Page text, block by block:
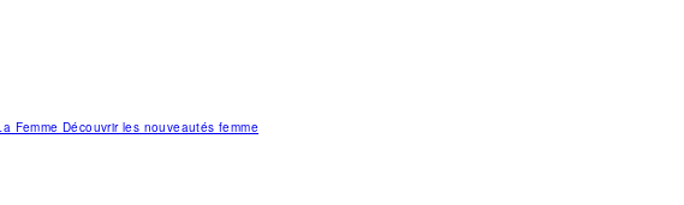
FemmeDécouvrir les nouveautés femme